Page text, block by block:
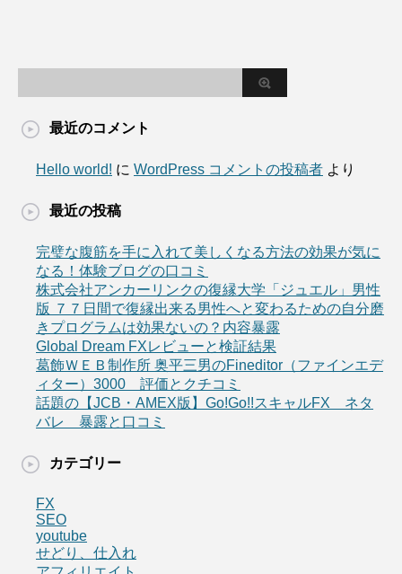
最近のコメント
Hello world! に WordPress コメントの投稿者 より
最近の投稿
完璧な腹筋を手に入れて美しくなる方法の効果が気に
なる！体験ブログの口コミ
株式会社アンカーリンクの復縁大学「ジュエル」男性
版 ７７日間で復縁出来る男性へと変わるための自分磨
きプログラムは効果ないの？内容暴露
Global Dream FXレビューと検証結果
葛飾ＷＥＢ制作所 奥平三男のFineditor（ファインエデ
ィター）3000 評価とクチコミ
話題の【JCB・AMEX版】Go!Go!!スキャルFX ネタ
バレ 暴露と口コミ
カテゴリー
FX
SEO
youtube
せどり、仕入れ